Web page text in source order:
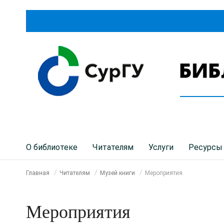
О библиотеке Читателям Услуги Ресурсы
Главная Читателям Музей книги Мероприятия
Мероприятия